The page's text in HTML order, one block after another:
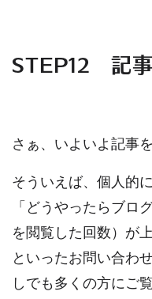
STEP12 記事
さぁ、いよいよ記事
そういえば、個人的
「どうやったらブロ
を閲覧した回数）が
といったお問い合わ
しでも多くの方にご